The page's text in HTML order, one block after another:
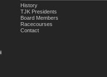
History
TJK Presidents
Board Members
Racecourses
Contact